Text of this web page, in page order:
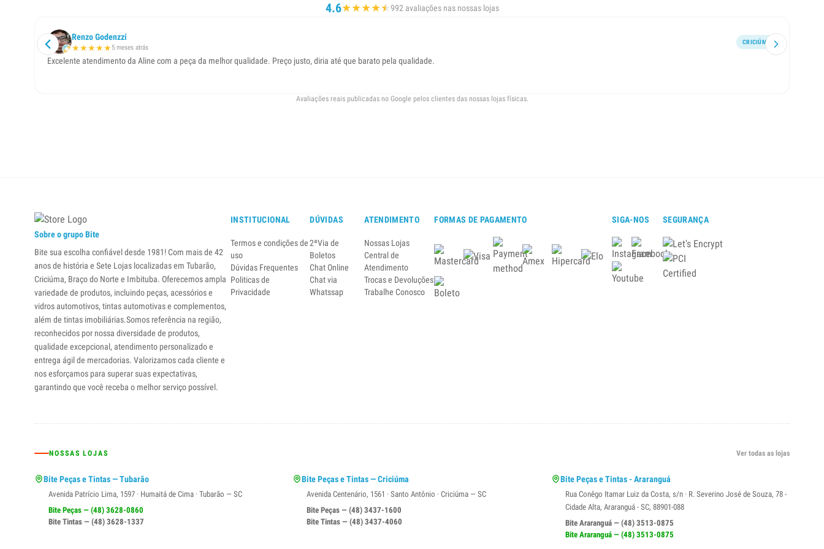
4.6★★★★★
★992 avaliações nas nossas lojas
Renzo Godenzzi
★★★★★5 meses atrás
CRICIÚMA
Excelente atendimento da Aline com a peça da melhor qualidade. Preço justo, diria até que barato pela qualidade.
Avaliações reais publicadas no Google pelos clientes das nossas lojas físicas.
Sobre o grupo Bite
Bite sua escolha confiável desde 1981! Com mais de 42
anos de história e Sete Lojas localizadas em Tubarão,
Criciúma, Braço do Norte e Imbituba. Oferecemos ampla
variedade de produtos, incluindo peças, acessórios e
vidros automotivos, tintas automotivas e complementos,
além de tintas imobiliárias.Somos referência na região,
reconhecidos por nossa diversidade de produtos,
qualidade excepcional, atendimento personalizado e
entrega ágil de mercadorias. Valorizamos cada cliente e
nos esforçamos para superar suas expectativas,
garantindo que você receba o melhor serviço possível.
INSTITUCIONAL
Termos e condições de
uso
Dúvidas Frequentes
Politicas de
Privacidade
DÚVIDAS
2ªVia de
Boletos
Chat Online
Chat via
Whatssap
ATENDIMENTO
Nossas Lojas
Central de
Atendimento
Trocas e Devoluções
Trabalhe Conosco
FORMAS DE PAGAMENTO SIGA-NOS SEGURANÇA
NOSSAS LOJAS Ver todas as lojas
Bite Peças e Tintas — Tubarão
Avenida Patrício Lima, 1597 · Humaitá de Cima · Tubarão — SC
Bite Peças — (48) 3628-0860
Bite Tintas — (48) 3628-1337
Bite Peças e Tintas — Criciúma
Avenida Centenário, 1561 · Santo Antônio · Criciúma — SC
Bite Peças — (48) 3437-1600
Bite Tintas — (48) 3437-4060
Bite Peças e Tintas - Araranguá
Rua Conêgo Itamar Luiz da Costa, s/n · R. Severino José de Souza, 78 -
Cidade Alta, Araranguá - SC, 88901-088
Bite Araranguá — (48) 3513-0875
Bite Araranguá — (48) 3513-0875